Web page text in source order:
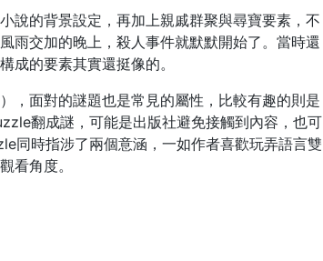
說的背景設定，再加上親戚群聚與尋寶要素，不
雨交加的晚上，殺人事件就默默開始了。當時還
成的要素其實還挺像的。
，面對的謎題也是常見的屬性，比較有趣的則是
翻成謎，可能是出版社避免接觸到內容，也可
同時指涉了兩個意涵，一如作者喜歡玩弄語言雙
看角度。